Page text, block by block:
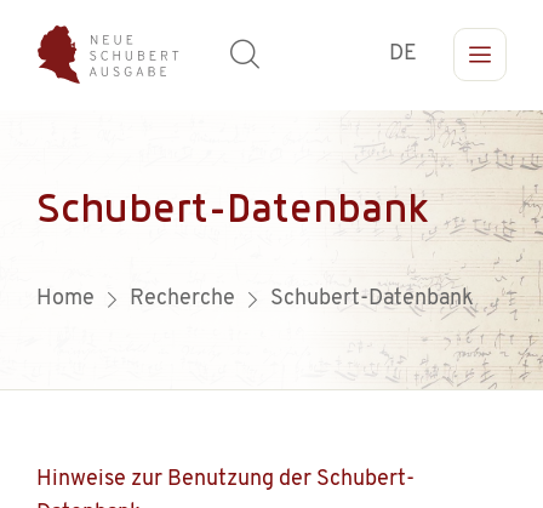
DE
Schubert-Datenbank
Home Recherche Schubert-Datenbank
Hinweise zur Benutzung der Schubert-